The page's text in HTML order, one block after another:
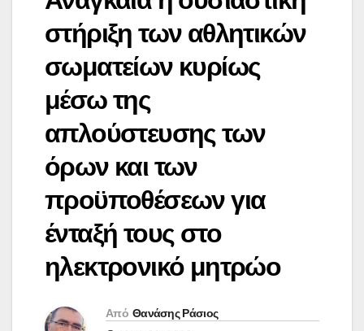
στήριξη των αθλητικών
σωματείων κυρίως
μέσω της
απλούστευσης των
όρων και των
προϋποθέσεων για
ένταξή τους στο
ηλεκτρονικό μητρώο
Από Θανάσης Ράσιος